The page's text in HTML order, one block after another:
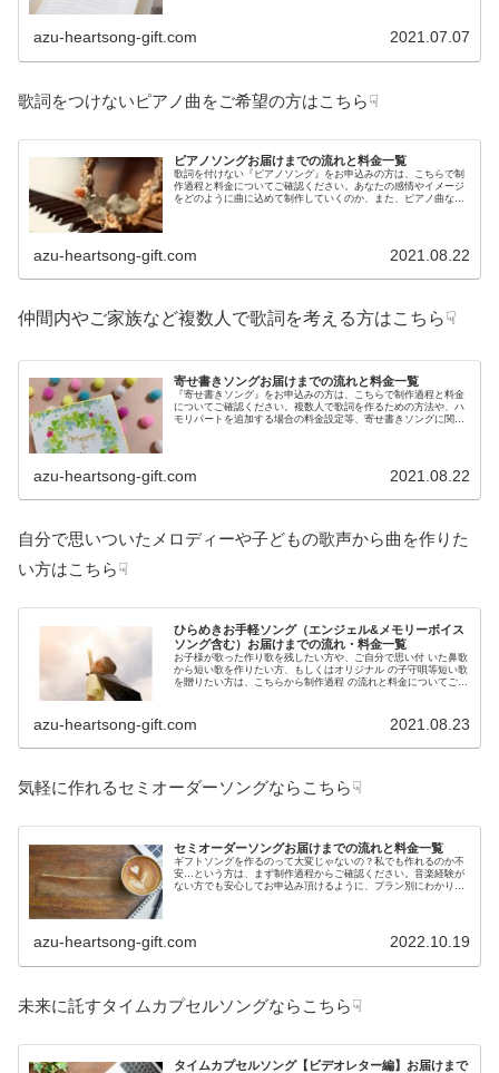
azu-heartsong-gift.com 2021.07.07
歌詞をつけないピアノ曲をご希望の方はこちら☟
ピアノソングお届けまでの流れと料金一覧
歌詞を付けない『ピアノソング』をお申込みの方は、こちらで制
作過程と料金についてご確認ください。あなたの感情やイメージ
をどのように曲に込めて制作していくのか、また、ピアノ曲なら
azu-heartsong-gift.com 2021.08.22
仲間内やご家族など複数人で歌詞を考える方はこちら☟
寄せ書きソングお届けまでの流れと料金一覧
『寄せ書きソング』をお申込みの方は、こちらで制作過程と料金
についてご確認ください。複数人で歌詞を作るための方法や、ハ
モリパートを追加する場合の料金設定等、寄せ書きソングに関す
azu-heartsong-gift.com 2021.08.22
自分で思いついたメロディーや子どもの歌声から曲を作りた
い方はこちら☟
ひらめきお手軽ソング（エンジェル&メモリーボイス
ソング含む）お届けまでの流れ・料金一覧
お子様が歌った作り歌を残したい方や、ご自分で思い付 いた鼻歌
から短い歌を作りたい方、もしくはオリジナル の子守唄等短い歌
を贈りたい方は、こちらから制作過程 の流れと料金についてご確
azu-heartsong-gift.com 2021.08.23
気軽に作れるセミオーダーソングならこちら☟
セミオーダーソングお届けまでの流れと料金一覧
ギフトソングを作るのって大変じゃないの？私でも作れるのか不
安…という方は、まず制作過程からご確認ください。音楽経験が
ない方でも安心してお申込み頂けるように、プラン別にわかりや
azu-heartsong-gift.com 2022.10.19
未来に託すタイムカプセルソングならこちら☟
タイムカプセルソング【ビデオレター編】お届けまで